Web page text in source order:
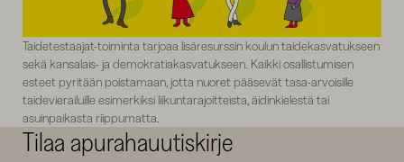
Taidetestaajat-toiminta tarjoaa lisäresurssin koulun taidekasvatukseen
sekä kansalais- ja demokratiakasvatukseen. Kaikki osallistumisen
esteet pyritään poistamaan, jotta nuoret pääsevät tasa-arvoisille
taidevierailuille esimerkiksi liikuntarajoitteista, äidinkielestä tai
asuinpaikasta riippumatta.
Tilaa apurahauutiskirje